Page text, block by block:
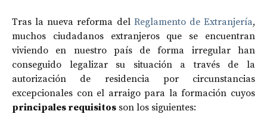
Tras la nueva reforma del Reglamento de Extranjería,
muchos ciudadanos extranjeros que se encuentran
viviendo en nuestro país de forma irregular han
conseguido legalizar su situación a través de la
autorización de residencia por circunstancias
excepcionales con el arraigo para la formación cuyos
principales requisitos son los siguientes: